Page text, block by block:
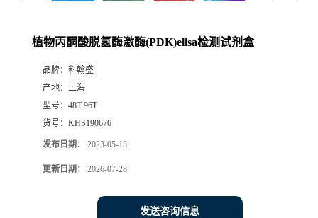
植物丙酮酸脱氢酶激酶(PDK)elisa检测试剂盒
品牌： 科翰盛
产地： 上海
型号： 48T 96T
货号： KHS190676
发布日期： 2023-05-13
更新日期： 2026-07-28
发送咨询信息